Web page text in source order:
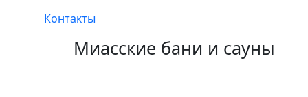
Контакты
Миасские бани и сауны